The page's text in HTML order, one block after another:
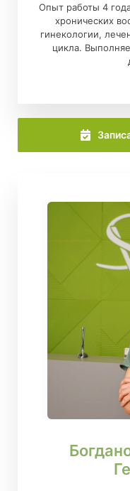
Опыт работы 4
хронических
гинекологии,
цикла.